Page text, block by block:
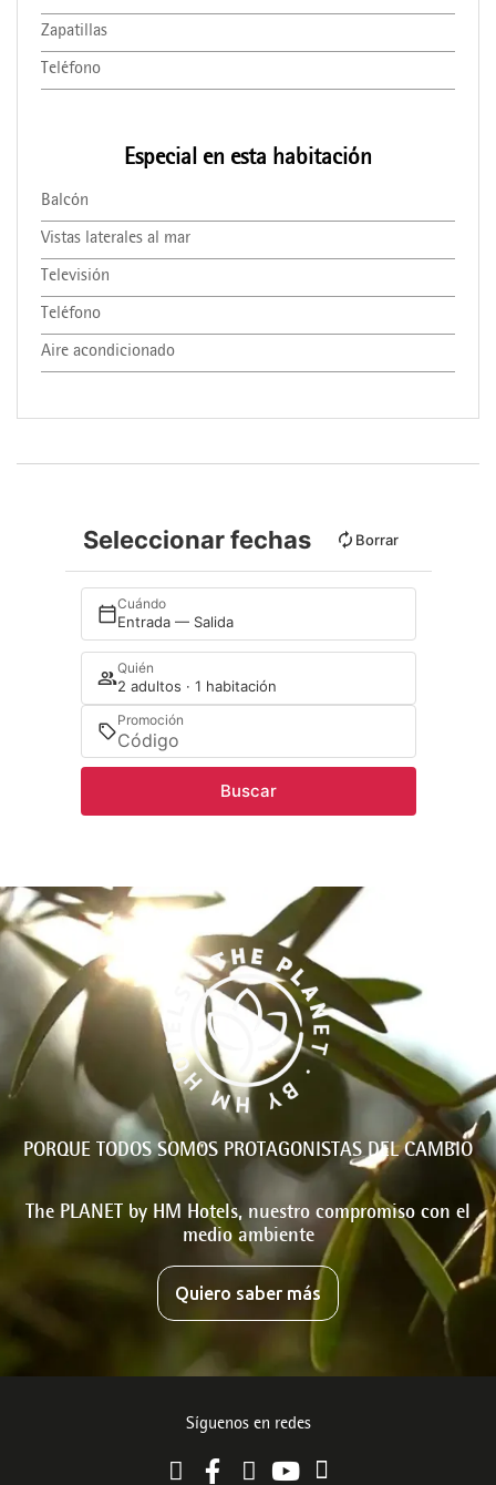
Zapatillas
Teléfono
Especial en esta habitación
Balcón
Vistas laterales al mar
Televisión
Teléfono
Aire acondicionado
Seleccionar fechas Borrar
Cuándo
Entrada — Salida
Quién
2 adultos · 1 habitación
Promoción
Buscar
PORQUE TODOS SOMOS PROTAGONISTAS DEL CAMBIO
The PLANET by HM Hotels, nuestro compromiso con el
medio ambiente
Quiero saber más
Síguenos en redes